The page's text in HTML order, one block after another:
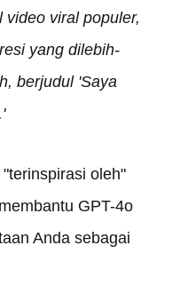
viral populer,
yang dilebih-
berjudul 'Saya
oleh"
GPT-4o
Anda sebagai